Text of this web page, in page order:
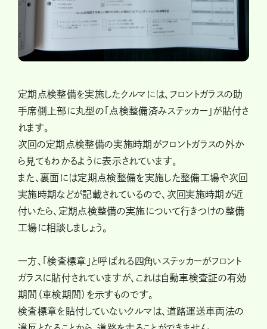
定期点検整備を実施したクルマには、フロントガラスの助
手席側上部に丸型の「点検整備済みステッカー」が貼付さ
れます。
次回の定期点検整備の実施時期がフロントガラスの外か
ら見てもわかるように表示されています。
また、裏面には定期点検整備を実施した整備工場や次回
実施時期などが記載されているので、次回実施時期が近
付いたら、定期点検整備の実施について行きつけの整備
工場に相談しましょう。
一方、「検査標章」と呼ばれる四角いステッカーがフロント
ガラスに貼付されていますが、これは自動車検査証の有効
期間（車検期間）を示すものです。
検査標章を貼付していないクルマは、道路運送車両法の